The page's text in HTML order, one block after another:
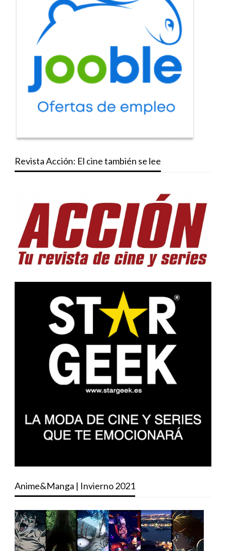
Revista Acción: El cine también se lee
Anime&Manga | Invierno 2021